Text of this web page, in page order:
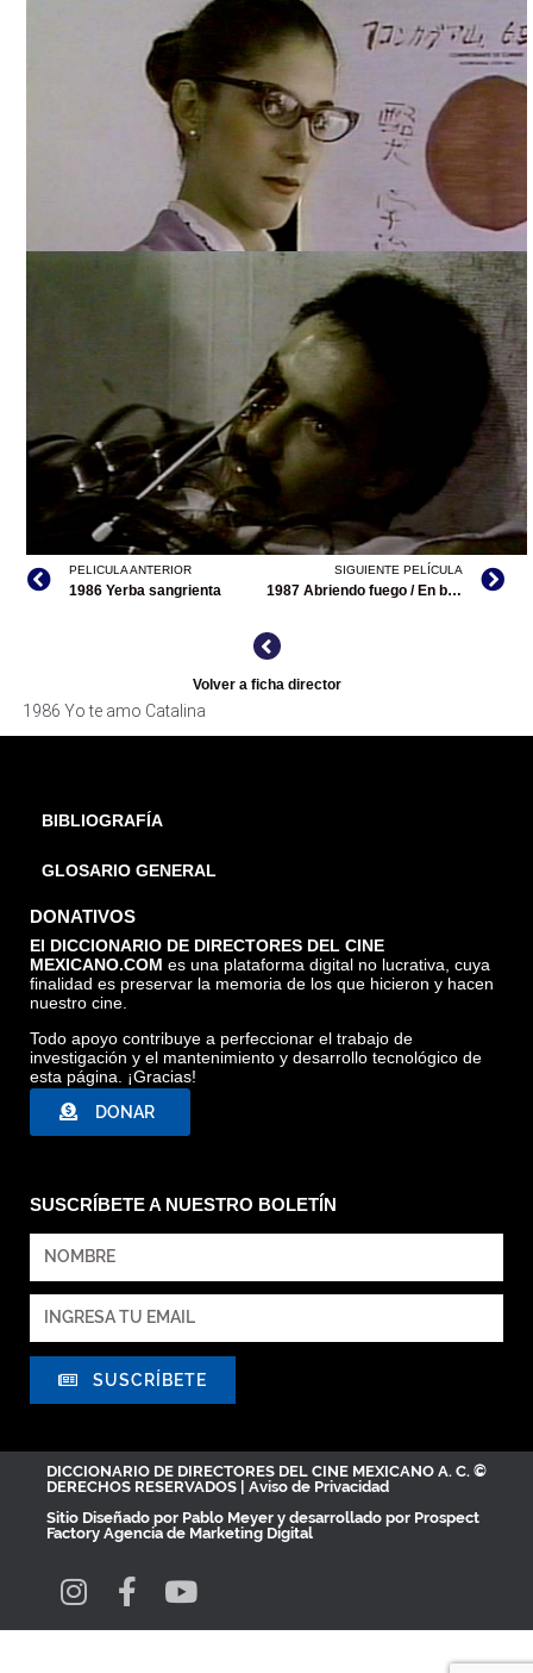
YO TE AMO CATALINA, TOMADA DE INTERNET
YO TE AMO CATALINA, TOMADA DE INTERNET
YO TE AMO CATALINA, TOMADA DE INTERNET
PELICULA ANTERIOR
1986 Yerba sangrienta
SIGUIENTE PELÍCULA
1987 Abriendo fuego / En busca del astronauta maya
Volver a ficha director
1986 Yo te amo Catalina
BIBLIOGRAFÍA
GLOSARIO GENERAL
DONATIVOS
El DICCIONARIO DE DIRECTORES DEL CINE
MEXICANO.COM es una plataforma digital no lucrativa, cuya
finalidad es preservar la memoria de los que hicieron y hacen
nuestro cine.
Todo apoyo contribuye a perfeccionar el trabajo de
investigación y el mantenimiento y desarrollo tecnológico de
esta página. ¡Gracias!
DONAR
SUSCRÍBETE A NUESTRO BOLETÍN
SUSCRÍBETE
DICCIONARIO DE DIRECTORES DEL CINE MEXICANO A. C. ©
DERECHOS RESERVADOS | Aviso de Privacidad
Sitio Diseñado por Pablo Meyer y desarrollado por Prospect
Factory Agencia de Marketing Digital